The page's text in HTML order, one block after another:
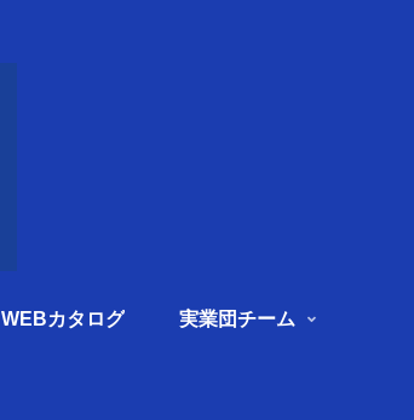
WEBカタログ 実業団チーム